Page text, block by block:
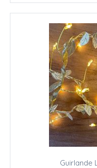
Guirlande